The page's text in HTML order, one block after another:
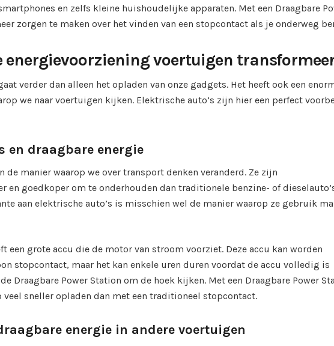
en zelfs kleine huishoudelijke apparaten. Met een Draagbare
zorgen te maken over het vinden van een stopcontact als je onderweg
energievoorziening voertuigen
verder dan alleen het opladen van onze gadgets. Het heeft ook een
we naar voertuigen kijken. Elektrische auto’s zijn hier een perfect
en draagbare energie
de manier waarop we over transport denken veranderd. Ze zijn
goedkoper om te onderhouden dan traditionele benzine- of
aan elektrische auto’s is misschien wel de manier waarop ze gebruik
een grote accu die de motor van stroom voorziet. Deze accu kan worden
stopcontact, maar het kan enkele uren duren voordat de accu volledig is
Draagbare Power Station om de hoek kijken. Met een Draagbare Power
sneller opladen dan met een traditioneel stopcontact.
energie in andere voertuigen